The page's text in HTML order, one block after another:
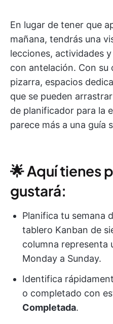
En lugar de tener que
mañana, tendrás una
lecciones, actividades
con antelación. Con
pizarra, espacios
que se pueden
de planificador para la
parece más a una guía
🌟 Aquí tienes
gustará:
Planifica tu semana
tablero Kanban de
columna representa
Monday a Sunday.
Identifica
o completado con
Completada.